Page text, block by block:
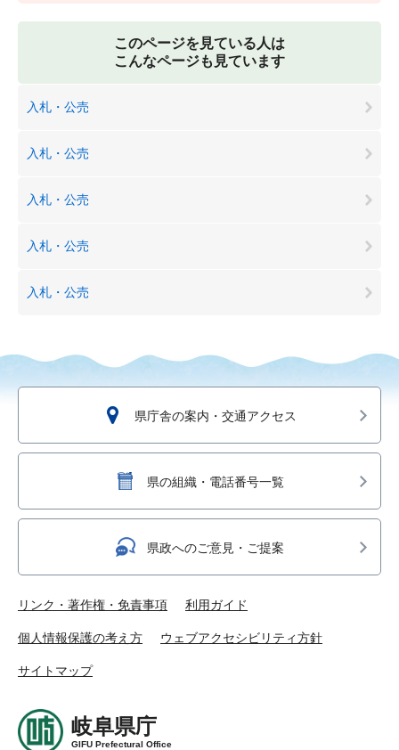
このページを見ている人は
こんなページも見ています
入札・公売
入札・公売
入札・公売
入札・公売
入札・公売
県庁舎の案内・交通アクセス
県の組織・電話番号一覧
県政へのご意見・ご提案
リンク・著作権・免責事項 利用ガイド
個人情報保護の考え方 ウェブアクセシビリティ方針
サイトマップ
岐阜県庁
GIFU Prefectural Office